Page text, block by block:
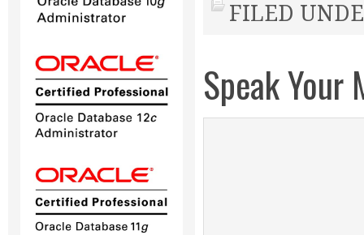
FILED
Speak Your